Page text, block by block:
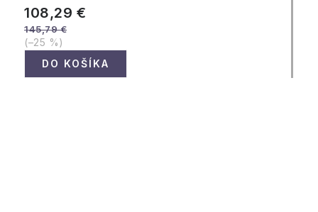
108,29 €
145,79 €
(–25 %)
DO KOŠÍKA